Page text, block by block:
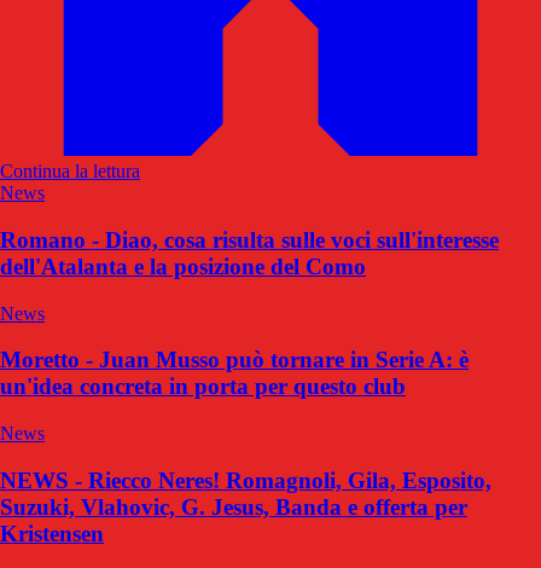
Continua la lettura
News
Romano - Diao, cosa risulta sulle voci sull'interesse
dell'Atalanta e la posizione del Como
News
Moretto - Juan Musso può tornare in Serie A: è
un'idea concreta in porta per questo club
News
NEWS - Riecco Neres! Romagnoli, Gila, Esposito,
Suzuki, Vlahovic, G. Jesus, Banda e offerta per
Kristensen